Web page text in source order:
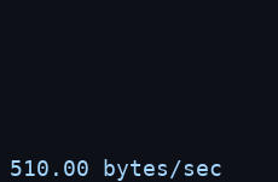
bytes/sec